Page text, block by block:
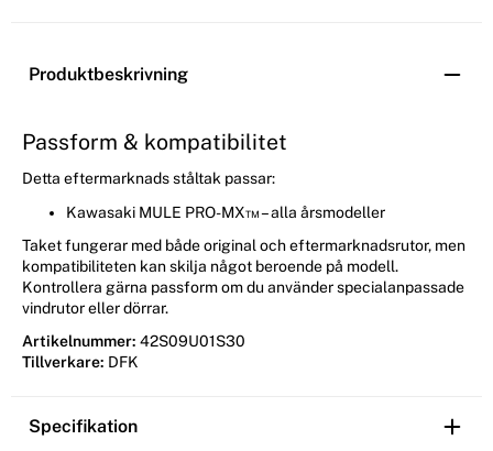
Produktbeskrivning
Passform & kompatibilitet
Detta eftermarknads ståltak passar:
Kawasaki MULE PRO-MX™ – alla årsmodeller
Taket fungerar med både original och eftermarknadsrutor, men
kompatibiliteten kan skilja något beroende på modell.
Kontrollera gärna passform om du använder specialanpassade
vindrutor eller dörrar.
Artikelnummer: 42S09U01S30
Tillverkare: DFK
Specifikation